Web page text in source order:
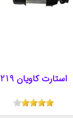
استارت کاویان 219